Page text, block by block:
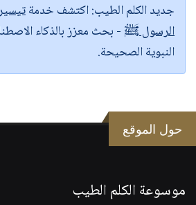
جديد الكلم الطيب:اكتشف خدمة
الرسول ﷺ - بحث معزز بالذكاء
النبوية الصحيحة.
حول الموقع
موسوعة الكلم الطيب